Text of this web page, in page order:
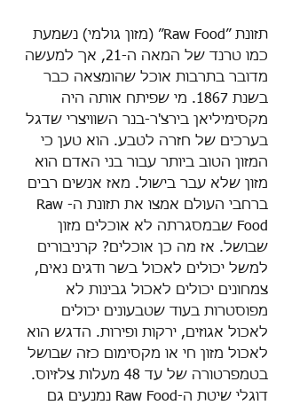
תזונת ״Raw Food״ (מזון גולמי) נשמעת
כמו טרנד של המאה ה-21, אך למעשה
מדובר בתרבות אוכל שהומצאה כבר
בשנת 1867. מי שפיתח אותה היה
מקסימיליאן בירצ'ר-בנר השוויצרי שדגל
בערכים של חזרה לטבע. הוא טען כי
המזון הטוב ביותר עבור בני האדם הוא
מזון שלא עבר בישול. מאז אנשים רבים
ברחבי העולם אמצו את תזונת ה-Raw
Food שבמסגרתה לא אוכלים מזון
שבושל. אז מה כן אוכלים? קרניבורים
למשל יכולים לאכול בשר ודגים נאים,
צמחונים יכולים לאכול גבינות לא
מפוסטרות בעוד שטבעונים יכולים
לאכול אגוזים, ירקות ופירות. הדגש הוא
לאכול מזון חי או מקסימום כזה שבושל
בטמפרטורה של עד 48 מעלות צלזיוס.
דוגלי שיטת ה-Raw Food נמנעים גם